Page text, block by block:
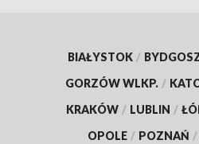
BIAŁYSTOK /
GORZÓW WLKP. /
KRAKÓW / LUBLIN /
OPOLE / POZNAŃ /